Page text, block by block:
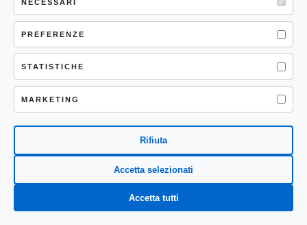
NECESSARI
PREFERENZE
STATISTICHE
MARKETING
Rifiuta
Accetta selezionati
Accetta tutti
Dalle app ai farmaci:
perché la vera perdita di
peso non è un’equazione
semplice
Conto deposito: quali
condizioni offrono le